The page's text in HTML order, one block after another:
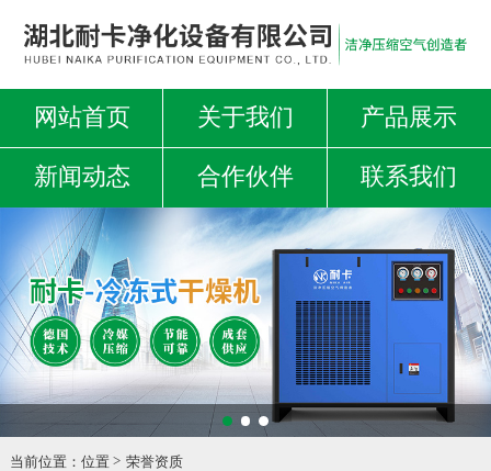
网站首页 关于我们 产品展示
新闻动态 合作伙伴 联系我们
当前位置： 位置 荣誉资质